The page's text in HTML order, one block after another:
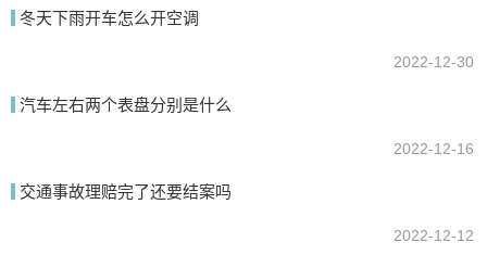
冬天下雨开车怎么开空调
2022-12-30
汽车左右两个表盘分别是什么
2022-12-16
交通事故理赔完了还要结案吗
2022-12-12